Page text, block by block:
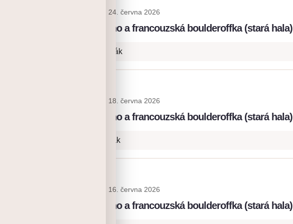
24. června 2026
SmíchOFF: lano a francouzská boulderoffka (stará hala)
7+ Naviják
18. června 2026
SmíchOFF: lano a francouzská boulderoffka (stará hala)
8- Naviják
16. června 2026
SmíchOFF: lano a francouzská boulderoffka (stará hala)